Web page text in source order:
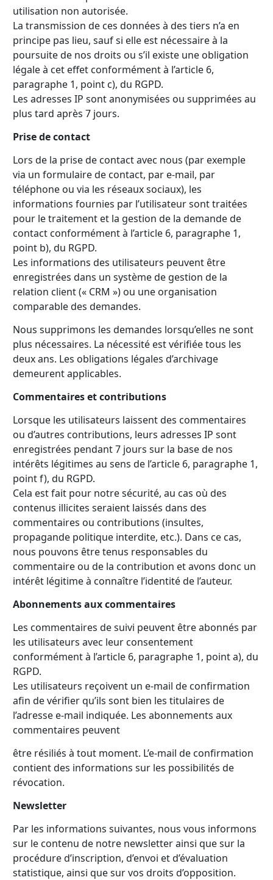
utilisation non autorisée.
La transmission de ces données à des tiers n’a en
principe pas lieu, sauf si elle est nécessaire à la
poursuite de nos droits ou s’il existe une obligation
légale à cet effet conformément à l’article 6,
paragraphe 1, point c), du RGPD.
Les adresses IP sont anonymisées ou supprimées au
plus tard après 7 jours.
Prise de contact
Lors de la prise de contact avec nous (par exemple
via un formulaire de contact, par e-mail, par
téléphone ou via les réseaux sociaux), les
informations fournies par l’utilisateur sont traitées
pour le traitement et la gestion de la demande de
contact conformément à l’article 6, paragraphe 1,
point b), du RGPD.
Les informations des utilisateurs peuvent être
enregistrées dans un système de gestion de la
relation client (« CRM ») ou une organisation
comparable des demandes.
Nous supprimons les demandes lorsqu’elles ne sont
plus nécessaires. La nécessité est vérifiée tous les
deux ans. Les obligations légales d’archivage
demeurent applicables.
Commentaires et contributions
Lorsque les utilisateurs laissent des commentaires
ou d’autres contributions, leurs adresses IP sont
enregistrées pendant 7 jours sur la base de nos
intérêts légitimes au sens de l’article 6, paragraphe 1,
point f), du RGPD.
Cela est fait pour notre sécurité, au cas où des
contenus illicites seraient laissés dans des
commentaires ou contributions (insultes,
propagande politique interdite, etc.). Dans ce cas,
nous pouvons être tenus responsables du
commentaire ou de la contribution et avons donc un
intérêt légitime à connaître l’identité de l’auteur.
Abonnements aux commentaires
Les commentaires de suivi peuvent être abonnés par
les utilisateurs avec leur consentement
conformément à l’article 6, paragraphe 1, point a), du
RGPD.
Les utilisateurs reçoivent un e-mail de confirmation
afin de vérifier qu’ils sont bien les titulaires de
l’adresse e-mail indiquée. Les abonnements aux
commentaires peuvent
être résiliés à tout moment. L’e-mail de confirmation
contient des informations sur les possibilités de
révocation.
Newsletter
Par les informations suivantes, nous vous informons
sur le contenu de notre newsletter ainsi que sur la
procédure d’inscription, d’envoi et d’évaluation
statistique, ainsi que sur vos droits d’opposition.